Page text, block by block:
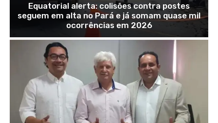
Equatorial alerta: colisões contra postes
seguem em alta no Pará e já somam quase mil
ocorrências em 2026